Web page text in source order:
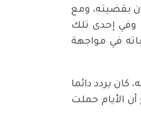
بقضيته، ومع
وفي إحدى تلك
في مواجهة
يردد دائما
الأيام حملت